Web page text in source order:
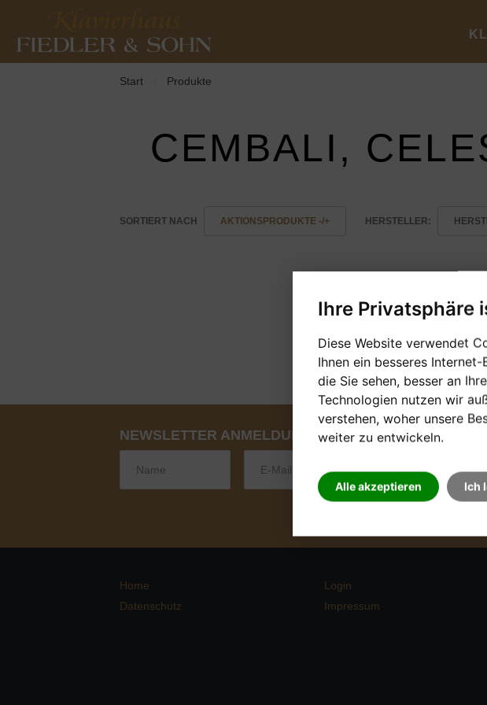
Ihre Privatsphäre
Diese Website verwendet
Ihnen ein besseres
die Sie sehen, besser an
Technologien nutzen wir
verstehen, woher unsere
weiter zu entwickeln.
Alle akzeptieren Ich
Start Produkte
CEMBALI,
SORTIERT NACH AKTIONSPRODUKTE -/+ HERSTELLER:
NEWSLETTER ANMELDUNG
Stimmerinnerung
Home
Login
Datenschutz
Impressum